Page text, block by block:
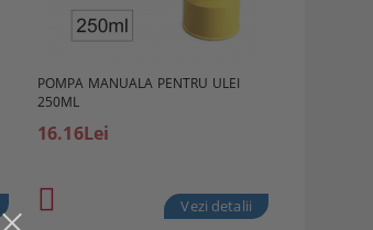
POMPA MANUALA PENTRU ULEI
250ML
16.16Lei
Vezi detalii